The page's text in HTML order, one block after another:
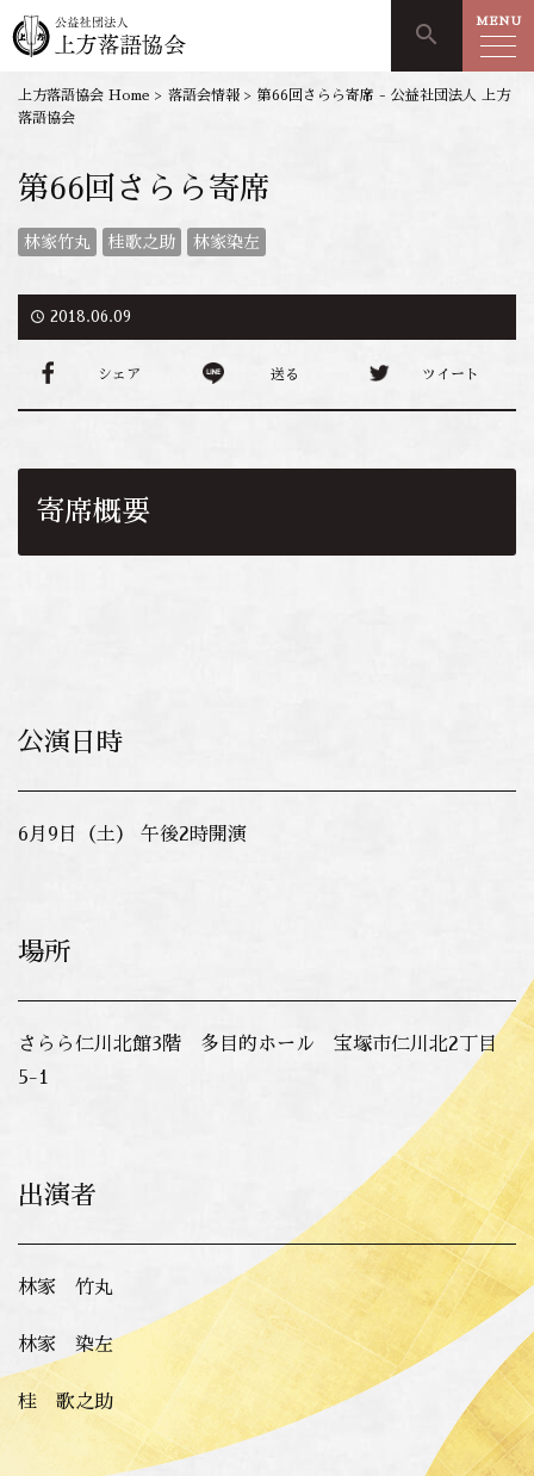
search MENU
上方落語協会 Home > 落語会情報 > 第66回さらら寄席 - 公益社団法人 上方
落語協会
第66回さらら寄席
林家竹丸 桂歌之助 林家染左
access_time 2018.06.09
シェア 送る ツイート
寄席概要
公演日時
6月9日（土） 午後2時開演
場所
さらら仁川北館3階 多目的ホール 宝塚市仁川北2丁目
5-1
出演者
林家 竹丸
林家 染左
桂 歌之助